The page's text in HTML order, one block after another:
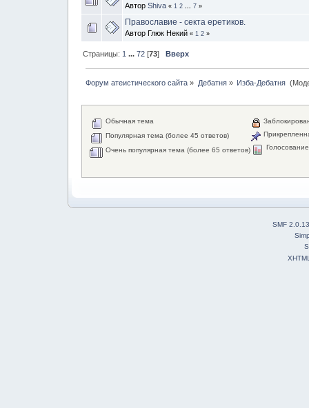
Автор Shiva « 1 2 7 »
Православие - секта еретиков.
Автор Глюк Некий « 1 2 »
Страницы: 1 ...72 [73]Вверх
Форум атеистического сайта » Дебатня» Изба-Дебатня
Обычная тема
Популярная тема (более 45 ответов)
Очень популярная тема (более 65 ответов)
Голосование
SMF 2.0.13